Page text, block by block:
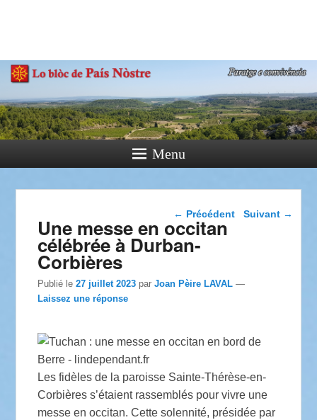
Paratge e Convivència
Menu
Navigation dans les
← Précédent Suivant →
Une messe en occitan
célébrée à Durban-
Corbières
Publié le27 juillet 2023 parJoan Pèire LAVAL —
Laissez une réponse
Les fidèles de la paroisse Sainte-Thérèse-en-
Corbières s’étaient rassemblés pour vivre une
messe en occitan. Cette solennité, présidée par